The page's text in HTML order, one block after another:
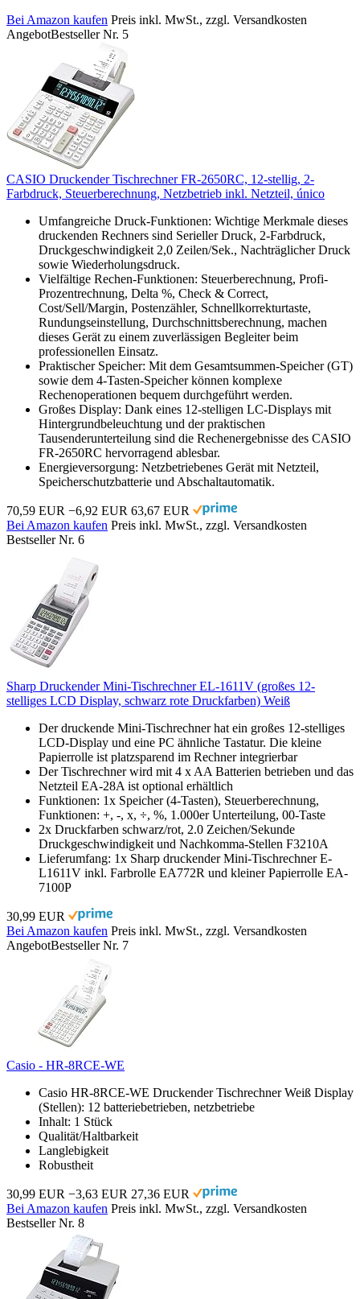
Bei Amazon kaufen Preis inkl. MwSt., zzgl. Versandkosten
AngebotBestseller Nr. 5
CASIO Druckender Tischrechner FR-2650RC, 12-stellig, 2-
Farbdruck, Steuerberechnung, Netzbetrieb inkl. Netzteil, único
Umfangreiche Druck-Funktionen: Wichtige Merkmale dieses
druckenden Rechners sind Serieller Druck, 2-Farbdruck,
Druckgeschwindigkeit 2,0 Zeilen/Sek., Nachträglicher Druck
sowie Wiederholungsdruck.
Vielfältige Rechen-Funktionen: Steuerberechnung, Profi-
Prozentrechnung, Delta %, Check & Correct,
Cost/Sell/Margin, Postenzähler, Schnellkorrekturtaste,
Rundungseinstellung, Durchschnittsberechnung, machen
dieses Gerät zu einem zuverlässigen Begleiter beim
professionellen Einsatz.
Praktischer Speicher: Mit dem Gesamtsummen-Speicher (GT)
sowie dem 4-Tasten-Speicher können komplexe
Rechenoperationen bequem durchgeführt werden.
Großes Display: Dank eines 12-stelligen LC-Displays mit
Hintergrundbeleuchtung und der praktischen
Tausenderunterteilung sind die Rechenergebnisse des CASIO
FR-2650RC hervorragend ablesbar.
Energieversorgung: Netzbetriebenes Gerät mit Netzteil,
Speicherschutzbatterie und Abschaltautomatik.
70,59 EUR −6,92 EUR 63,67 EUR
Bei Amazon kaufen Preis inkl. MwSt., zzgl. Versandkosten
Bestseller Nr. 6
Sharp Druckender Mini-Tischrechner EL-1611V (großes 12-
stelliges LCD Display, schwarz rote Druckfarben) Weiß
Der druckende Mini-Tischrechner hat ein großes 12-stelliges
LCD-Display und eine PC ähnliche Tastatur. Die kleine
Papierrolle ist platzsparend im Rechner integrierbar
Der Tischrechner wird mit 4 x AA Batterien betrieben und das
Netzteil EA-28A ist optional erhältlich
Funktionen: 1x Speicher (4-Tasten), Steuerberechnung,
Funktionen: +, -, x, ÷, %, 1.000er Unterteilung, 00-Taste
2x Druckfarben schwarz/rot, 2.0 Zeichen/Sekunde
Druckgeschwindigkeit und Nachkomma-Stellen F3210A
Lieferumfang: 1x Sharp druckender Mini-Tischrechner E-
L1611V inkl. Farbrolle EA772R und kleiner Papierrolle EA-
7100P
30,99 EUR
Bei Amazon kaufen Preis inkl. MwSt., zzgl. Versandkosten
AngebotBestseller Nr. 7
Casio - HR-8RCE-WE
Casio HR-8RCE-WE Druckender Tischrechner Weiß Display
(Stellen): 12 batteriebetrieben, netzbetriebe
Inhalt: 1 Stück
Qualität/Haltbarkeit
Langlebigkeit
Robustheit
30,99 EUR −3,63 EUR 27,36 EUR
Bei Amazon kaufen Preis inkl. MwSt., zzgl. Versandkosten
Bestseller Nr. 8